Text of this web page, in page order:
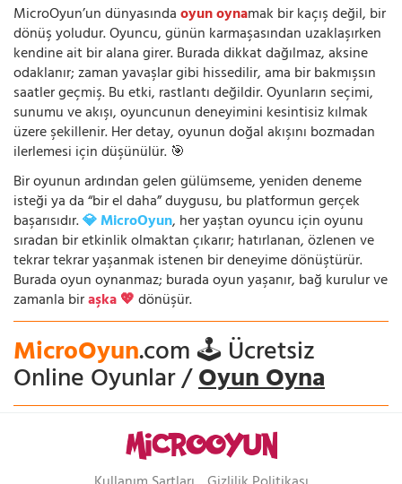
MicroOyun’un dünyasındaoyun oynamak bir kaçış değil, bir
dönüş yoludur. Oyuncu, günün karmaşasından uzaklaşırken
kendine ait bir alana girer. Burada dikkat dağılmaz, aksine
odaklanır; zaman yavaşlar gibi hissedilir, ama bir bakmışsın
saatler geçmiş. Bu etki, rastlantı değildir. Oyunların seçimi,
sunumu ve akışı, oyuncunun deneyimini kesintisiz kılmak
üzere şekillenir. Her detay, oyunun doğal akışını bozmadan
ilerlemesi için düşünülür. 🎯
Bir oyunun ardından gelen gülümseme, yeniden deneme
isteği ya da “bir el daha” duygusu, bu platformun gerçek
başarısıdır.💎 MicroOyun, her yaştan oyuncu için oyunu
sıradan bir etkinlik olmaktan çıkarır; hatırlanan, özlenen ve
tekrar tekrar yaşanmak istenen bir deneyime dönüştürür.
Burada oyun oynanmaz; burada oyun yaşanır, bağ kurulur ve
zamanla biraşka 💖dönüşür.
MicroOyun.com 🕹️ Ücretsiz
Online Oyunlar /Oyun Oyna